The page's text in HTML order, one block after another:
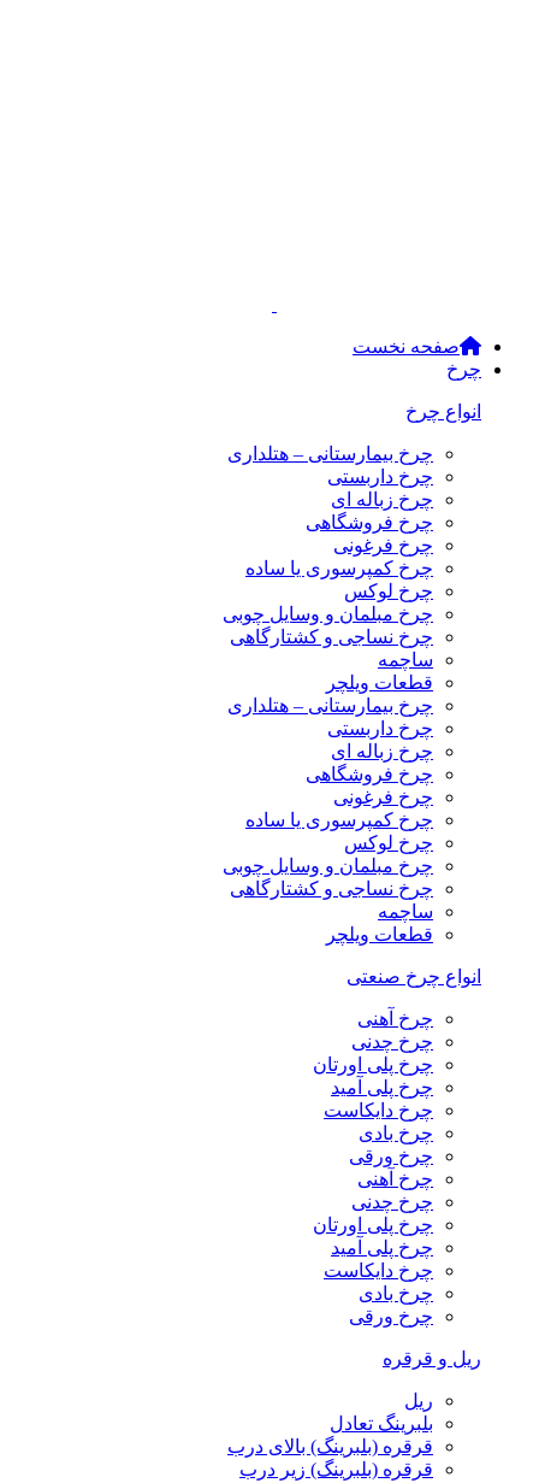
صفحه نخست
چرخ
انواع چرخ
چرخ بیمارستانی – هتلداری
چرخ داربستی
چرخ زباله ای
چرخ فروشگاهی
چرخ فرغونی
چرخ کمپرسوری یا ساده
چرخ لوکس
چرخ مبلمان و وسایل چوبی
چرخ نساجی و کشتارگاهی
ساچمه
قطعات ویلچر
چرخ بیمارستانی – هتلداری
چرخ داربستی
چرخ زباله ای
چرخ فروشگاهی
چرخ فرغونی
چرخ کمپرسوری یا ساده
چرخ لوکس
چرخ مبلمان و وسایل چوبی
چرخ نساجی و کشتارگاهی
ساچمه
قطعات ویلچر
انواع چرخ صنعتی
چرخ آهنی
چرخ چدنی
چرخ پلی اورتان
چرخ پلی آمید
چرخ دایکاست
چرخ بادی
چرخ ورقی
چرخ آهنی
چرخ چدنی
چرخ پلی اورتان
چرخ پلی آمید
چرخ دایکاست
چرخ بادی
چرخ ورقی
ریل و قرقره
ریل
بلبرینگ تعادل
قرقره (بلبرینگ) بالای درب
قرقره (بلبرینگ) زیر درب